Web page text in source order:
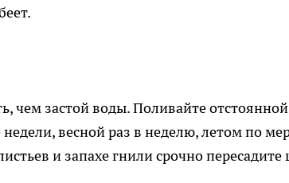
чем застой воды. Поливайте
весной раз в неделю, летом по
и запахе гнили срочно пересадите